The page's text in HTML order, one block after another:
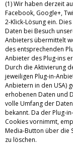
(1) Wir haben derzeit
Facebook, Google+,
2-Klick-Lösung ein.
Daten bei Besuch
Anbieters übermittelt
des entsprechenden
Anbieter des Plug-ins
Durch die Aktivierung
jeweiligen Plug-in-
Anbietern in den USA)
erhobenen Daten und
volle Umfang der
bekannt. Da der Plug-
Cookies vornimmt,
Media-Button über die
zu löschen.